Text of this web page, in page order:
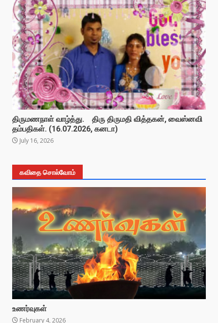
திருமணநாள் வாழ்த்து. திரு திருமதி வித்தகன், வைஸ்னவி
தம்பதிகள். (16.07.2026, கனடா)
July 16, 2026
கவிதை சொல்வோம்
உணர்வுகள்
February 4, 2026